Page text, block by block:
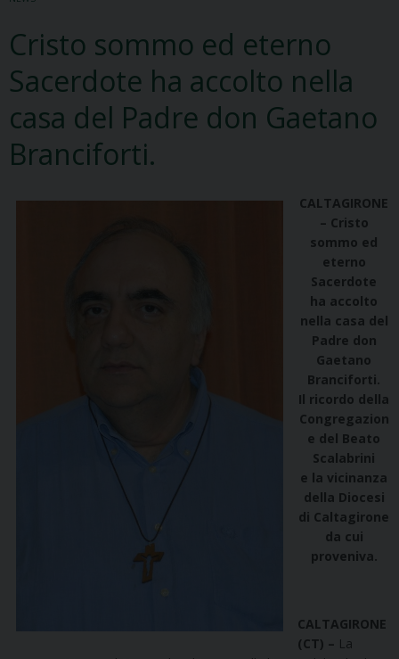
Cristo sommo ed eterno
Sacerdote ha accolto nella
casa del Padre don Gaetano
Branciforti.
CALTAGIRONE
– Cristo
sommo ed
eterno
Sacerdote
ha accolto
nella casa del
Padre don
Gaetano
Branciforti.
Il ricordo della
Congregazion
e del Beato
Scalabrini
e la vicinanza
della Diocesi
di Caltagirone
da cui
proveniva.
CALTAGIRONE
(CT) – La